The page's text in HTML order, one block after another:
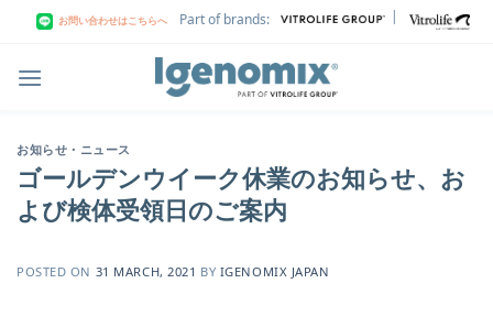
お問い合わせはこちらへ Part of brands: |
お知らせ・ニュース
ゴールデンウイーク休業のお知らせ、お
よび検体受領日のご案内
POSTED ON 31 MARCH, 2021 BY IGENOMIX JAPAN